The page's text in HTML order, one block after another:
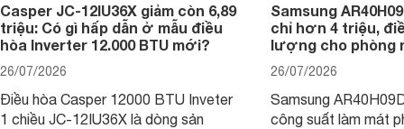
Casper JC-12IU36X giảm còn 6,89
triệu: Có gì hấp dẫn ở mẫu điều
hòa Inverter 12.000 BTU mới?
26/07/2026
Điều hòa Casper 12000 BTU Inveter
1 chiều JC-12IU36X là dòng sản
Samsung
chỉ hơn 4 triệu,
lượng cho phòng
26/07/2026
Samsung
công suất làm mát